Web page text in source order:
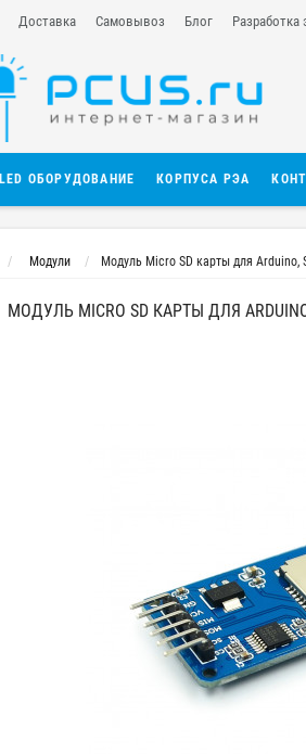
Доставка Самовывоз Блог Разработка
LED ОБОРУДОВАНИЕ КОРПУСА РЭА
Модули Модуль Micro SD карты для Arduino,
МОДУЛЬ MICRO SD КАРТЫ ДЛЯ